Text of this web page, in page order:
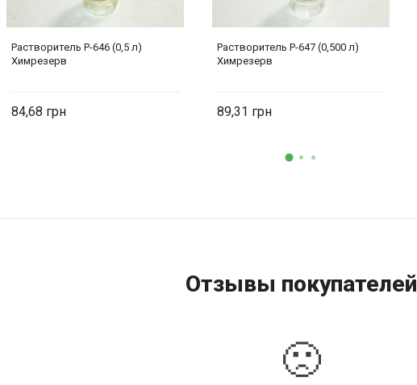
Растворитель Р-646 (0,5 л)
Химрезерв
84,68
Растворитель Р-647 (0,500 л)
Химрезерв
89,31
Отзывы покупателей
🙁